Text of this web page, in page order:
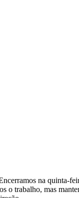
na quinta-
trabalho, mas